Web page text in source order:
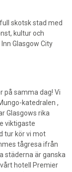
skotsk stad med
kultur och
Glasgow City
på samma dag! Vi
katedralen ,
Glasgows rika
viktigaste
tur kör vi mot
tågresa ifrån
städerna är ganska
hotell Premier